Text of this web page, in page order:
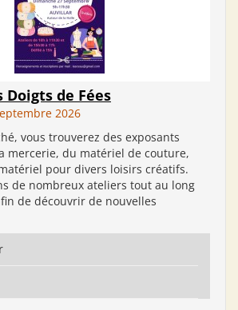
Doigts de Fées
2026
vous trouverez des exposants
mercerie, du matériel de couture,
pour divers loisirs créatifs.
de nombreux ateliers tout au long
de découvrir de nouvelles